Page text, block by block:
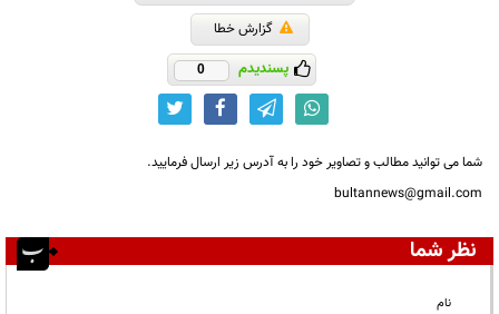
گزارش خطا
پسندیدم 0
شما می توانید مطالب و تصاویر خود را به آدرس زیر ارسال فرمایید.
bultannews@gmail.com
نظر شما
نام